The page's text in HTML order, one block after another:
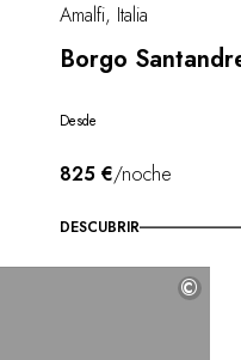
Amalfi, Italia
Borgo
Desde
825 €/noche
DESCUBRIR
©